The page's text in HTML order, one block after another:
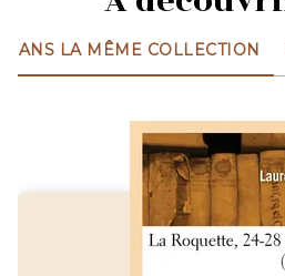
DANS LA MÊME COLLECTION